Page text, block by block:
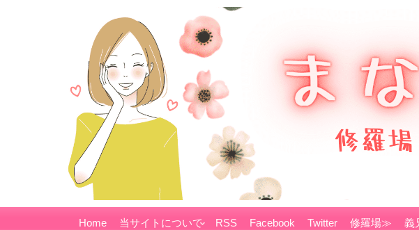
Home 当サイトについて RSS Facebook Twitter 修羅場≫ 義